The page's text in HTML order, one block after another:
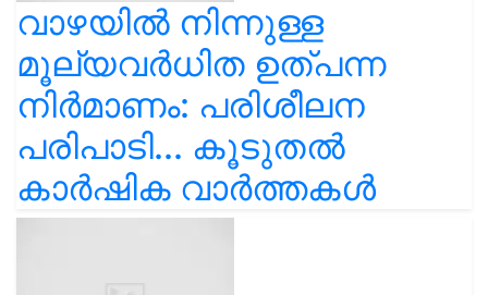
വാഴയിൽ നിന്നുള്ള
മൂല്യവർധിത ഉത്പന്ന
നിർമാണം: പരിശീലന
പരിപാടി... കൂടുതൽ
കാർഷിക വാർത്തകൾ